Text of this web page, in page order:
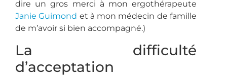
dire un gros merci à mon ergothérapeute
Janie Guimond et à mon médecin de famille
de m’avoir si bien accompagné.)
La difficulté
d’acceptation